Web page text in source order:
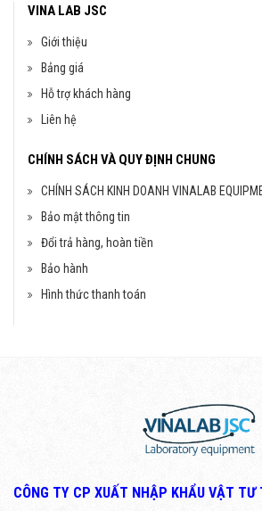
VINA LAB JSC
Giới thiệu
Bảng giá
Hỗ trợ khách hàng
Liên hệ
CHÍNH SÁCH VÀ QUY ĐỊNH CHUNG
CHÍNH SÁCH KINH DOANH VINALAB
Bảo mật thông tin
Đổi trả hàng, hoàn tiền
Bảo hành
Hình thức thanh toán
CÔNG TY CP XUẤT NHẬP KHẨU VẬT TƯ